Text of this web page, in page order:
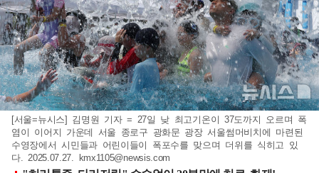
[서울=뉴시스] 김명원 기자 = 27일 낮 최고기온이 37도까지 오르며 폭
염이 이어지 가운데 서울 종로구 광화문 광장 서울썸머비치에 마련된
수영장에서 시민들과 어린이들이 폭포수를 맞으며 더위를 식히고 있
다. 2025.07.27.
kmx1105@newsis.com